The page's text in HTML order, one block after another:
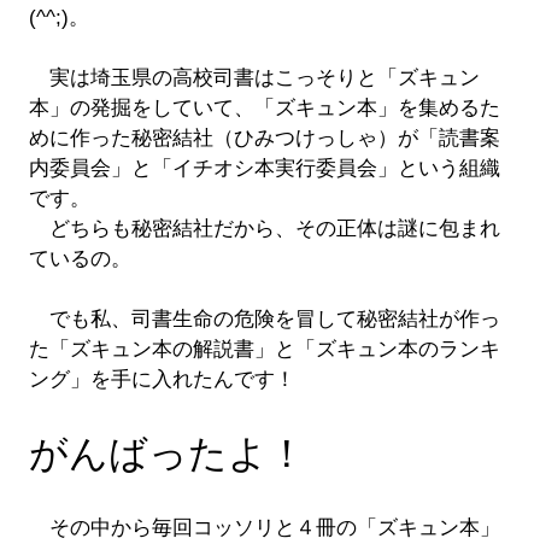
(^^;)。
実は埼玉県の高校司書はこっそりと「ズキュン
本」の発掘をしていて、「ズキュン本」を集めるた
めに作った秘密結社（ひみつけっしゃ）が「読書案
内委員会」と「イチオシ本実行委員会」という組織
です。
どちらも秘密結社だから、その正体は謎に包まれ
ているの。
でも私、司書生命の危険を冒して秘密結社が作っ
た「ズキュン本の解説書」と「ズキュン本のランキ
ング」を手に入れたんです！
がんばったよ！
その中から毎回コッソリと４冊の「ズキュン本」